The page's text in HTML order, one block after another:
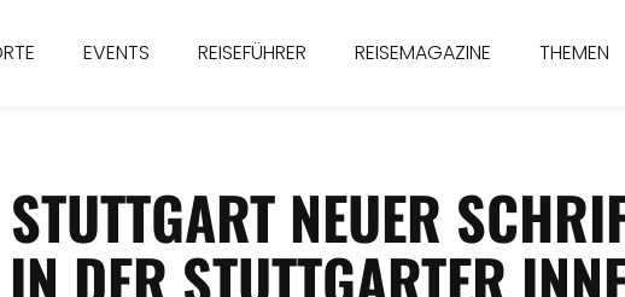
EVENTS REISEFÜHRER REISEMAGAZINE THEMEN
NEUER
DER STUTTGARTER